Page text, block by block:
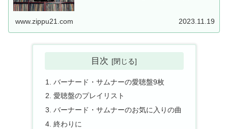
www.zippu21.com 2023.11.19
目次
バーナード・サムナーの愛聴盤9枚
愛聴盤のプレイリスト
バーナード・サムナーのお気に入りの曲
終わりに